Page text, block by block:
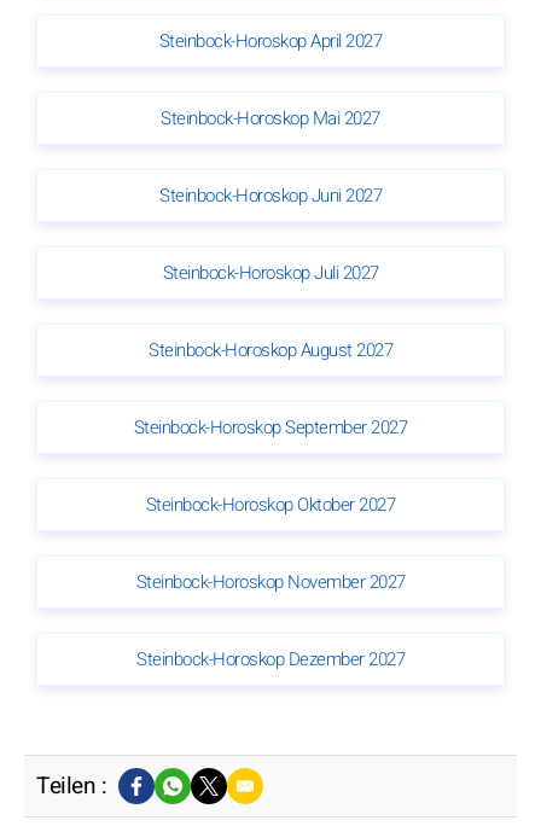
Steinbock-Horoskop April 2027
Steinbock-Horoskop Mai 2027
Steinbock-Horoskop Juni 2027
Steinbock-Horoskop Juli 2027
Steinbock-Horoskop August 2027
Steinbock-Horoskop September 2027
Steinbock-Horoskop Oktober 2027
Steinbock-Horoskop November 2027
Steinbock-Horoskop Dezember 2027
Teilen :